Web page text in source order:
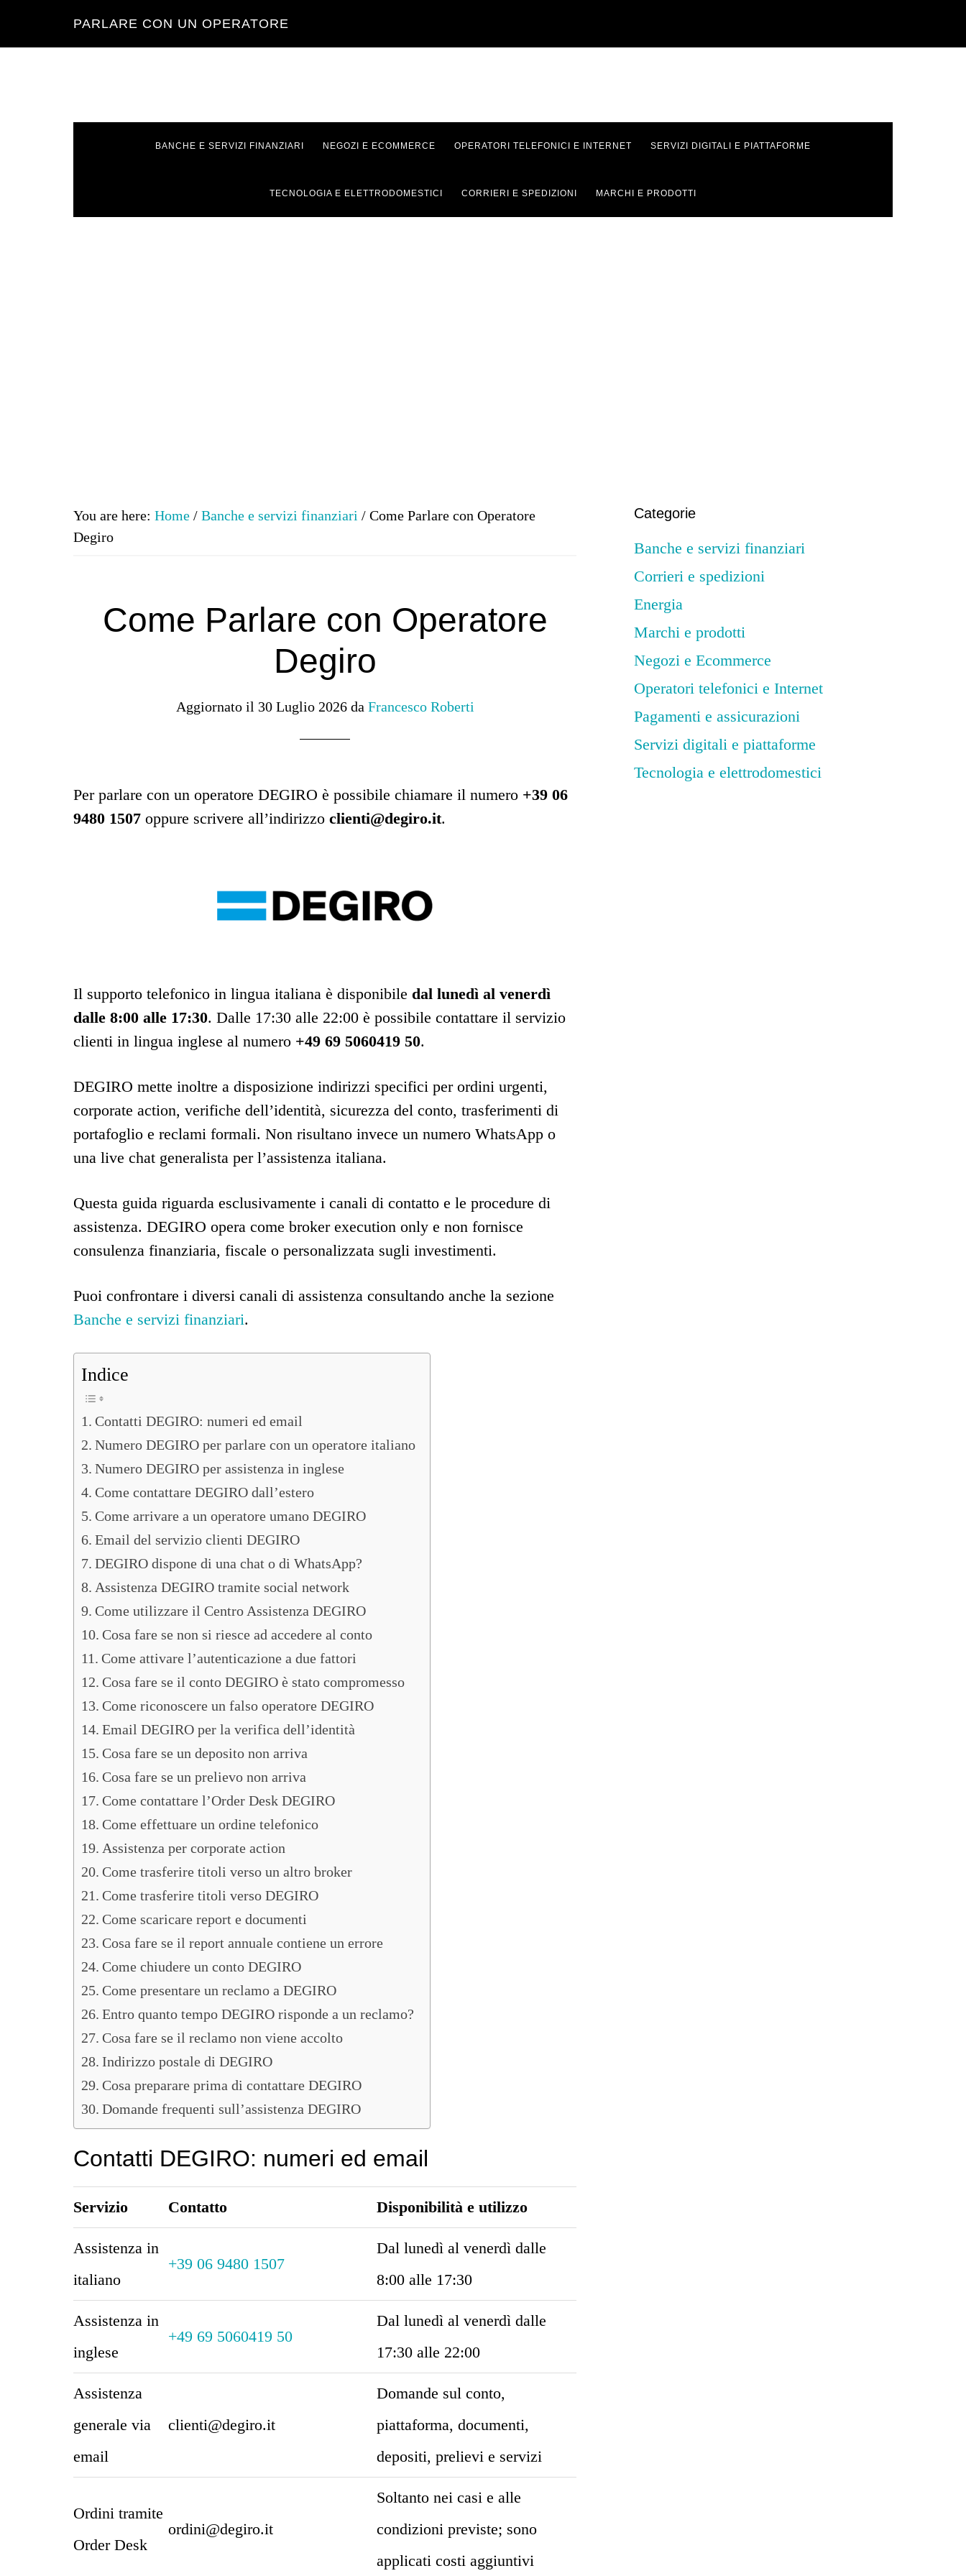
PARLARE CON UN OPERATORE
BANCHE E SERVIZI FINANZIARI NEGOZI E ECOMMERCE OPERATORI TELEFONICI E INTERNET SERVIZI DIGITALI E PIATTAFORME
TECNOLOGIA E ELETTRODOMESTICI CORRIERI E SPEDIZIONI MARCHI E PRODOTTI
You are here: Home / Banche e servizi finanziari / Come Parlare con Operatore
Degiro
Come Parlare con Operatore
Degiro
Aggiornato il 30 Luglio 2026da Francesco Roberti
Per parlare con un operatore DEGIRO è possibile chiamare il numero +39 06
9480 1507 oppure scrivere all’indirizzo clienti@degiro.it.
Il supporto telefonico in lingua italiana è disponibile dal lunedì al venerdì
dalle 8:00 alle 17:30. Dalle 17:30 alle 22:00 è possibile contattare il servizio
clienti in lingua inglese al numero +49 69 5060419 50.
DEGIRO mette inoltre a disposizione indirizzi specifici per ordini urgenti,
corporate action, verifiche dell’identità, sicurezza del conto, trasferimenti di
portafoglio e reclami formali. Non risultano invece un numero WhatsApp o
una live chat generalista per l’assistenza italiana.
Questa guida riguarda esclusivamente i canali di contatto e le procedure di
assistenza. DEGIRO opera come broker execution only e non fornisce
consulenza finanziaria, fiscale o personalizzata sugli investimenti.
Puoi confrontare i diversi canali di assistenza consultando anche la sezione
Banche e servizi finanziari.
Indice
Contatti DEGIRO: numeri ed email
Numero DEGIRO per parlare con un operatore italiano
Numero DEGIRO per assistenza in inglese
Come contattare DEGIRO dall’estero
Come arrivare a un operatore umano DEGIRO
Email del servizio clienti DEGIRO
DEGIRO dispone di una chat o di WhatsApp?
Assistenza DEGIRO tramite social network
Come utilizzare il Centro Assistenza DEGIRO
Cosa fare se non si riesce ad accedere al conto
Come attivare l’autenticazione a due fattori
Cosa fare se il conto DEGIRO è stato compromesso
Come riconoscere un falso operatore DEGIRO
Email DEGIRO per la verifica dell’identità
Cosa fare se un deposito non arriva
Cosa fare se un prelievo non arriva
Come contattare l’Order Desk DEGIRO
Come effettuare un ordine telefonico
Assistenza per corporate action
Come trasferire titoli verso un altro broker
Come trasferire titoli verso DEGIRO
Come scaricare report e documenti
Cosa fare se il report annuale contiene un errore
Come chiudere un conto DEGIRO
Come presentare un reclamo a DEGIRO
Entro quanto tempo DEGIRO risponde a un reclamo?
Cosa fare se il reclamo non viene accolto
Indirizzo postale di DEGIRO
Cosa preparare prima di contattare DEGIRO
Domande frequenti sull’assistenza DEGIRO
Contatti DEGIRO: numeri ed email
Servizio Contatto Disponibilità e utilizzo
Assistenza in
italiano
+39 06 9480 1507
Dal lunedì al venerdì dalle
8:00 alle 17:30
Assistenza in
inglese
+49 69 5060419 50
Dal lunedì al venerdì dalle
17:30 alle 22:00
Assistenza
generale via
email
clienti@degiro.it
Domande sul conto,
piattaforma, documenti,
depositi, prelievi e servizi
Ordini tramite
Order Desk
ordini@degiro.it
Soltanto nei casi e alle
condizioni previste; sono
applicati costi aggiuntivi
Primary Sidebar
Categorie
Banche e servizi finanziari
Corrieri e spedizioni
Energia
Marchi e prodotti
Negozi e Ecommerce
Operatori telefonici e Internet
Pagamenti e assicurazioni
Servizi digitali e piattaforme
Tecnologia e elettrodomestici